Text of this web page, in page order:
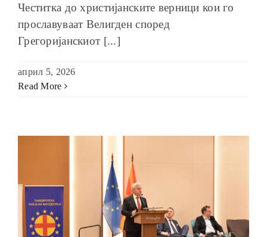
Честитка до христијанските верници кои го
прославуваат Велигден според
Грегоријанскиот [...]
април 5, 2026
Read More